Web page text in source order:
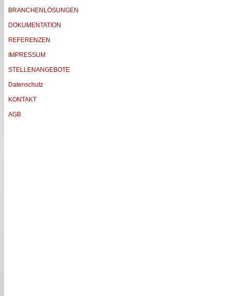
BRANCHENLÖSUNGEN
DOKUMENTATION
REFERENZEN
IMPRESSUM
STELLENANGEBOTE
Datenschutz
KONTAKT
AGB